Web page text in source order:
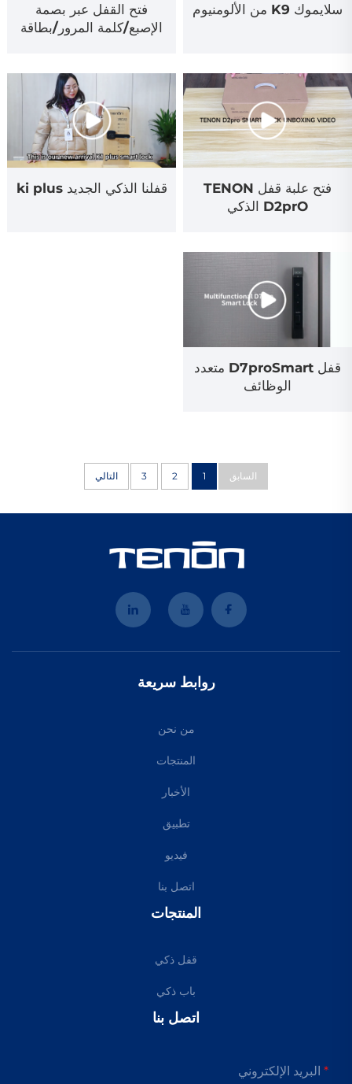
سلايموك K9 من الألومنيوم
فتح القفل عبر بصمة
الإصبع/كلمة المرور/بطاقة
فتح علبة قفل TENON
D2prO الذكي
قفلنا الذكي الجديد ki plus
قفل D7proSmart متعدد
الوظائف
السابق 1
2
3 التالي
روابط سريعة
من نحن
المنتجات
الأخبار
تطبيق
فيديو
اتصل بنا
المنتجات
قفل ذكي
باب ذكي
اتصل بنا
البريد الإلكتروني